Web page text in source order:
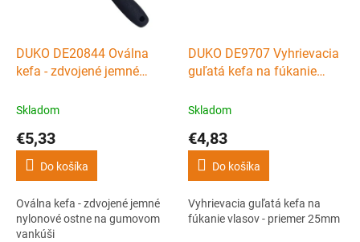
DUKO DE20844 Oválna
kefa - zdvojené jemné
gumovom vankúši
Skladom
€5,33
Do košíka
Oválna kefa - zdvojené jemné
nylonové ostne na gumovom
vankúši
DUKO DE9707 Vyhrievacia
guľatá kefa na fúkanie
Skladom
€4,83
Do košíka
Vyhrievacia guľatá kefa na
fúkanie vlasov - priemer 25mm